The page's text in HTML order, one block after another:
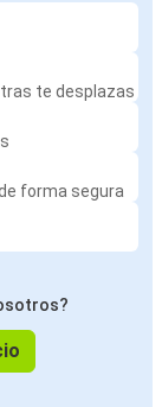
te desplazas
forma segura